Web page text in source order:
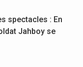
spectacles : En
Jahboy se